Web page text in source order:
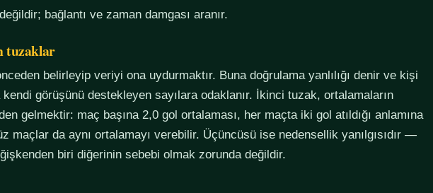
bağlantı ve zaman damgası aranır.
tuzaklar
belirleyip veriyi ona uydurmaktır. Buna doğrulama yanlılığı denir ve kişi
kendi görüşünü destekleyen sayılara odaklanır. İkinci tuzak, ortalamaların
gelmektir: maç başına 2,0 gol ortalaması, her maçta iki gol atıldığı anlamına
maçlar da aynı ortalamayı verebilir. Üçüncüsü ise nedensellik yanılgısıdır —
biri diğerinin sebebi olmak zorunda değildir.